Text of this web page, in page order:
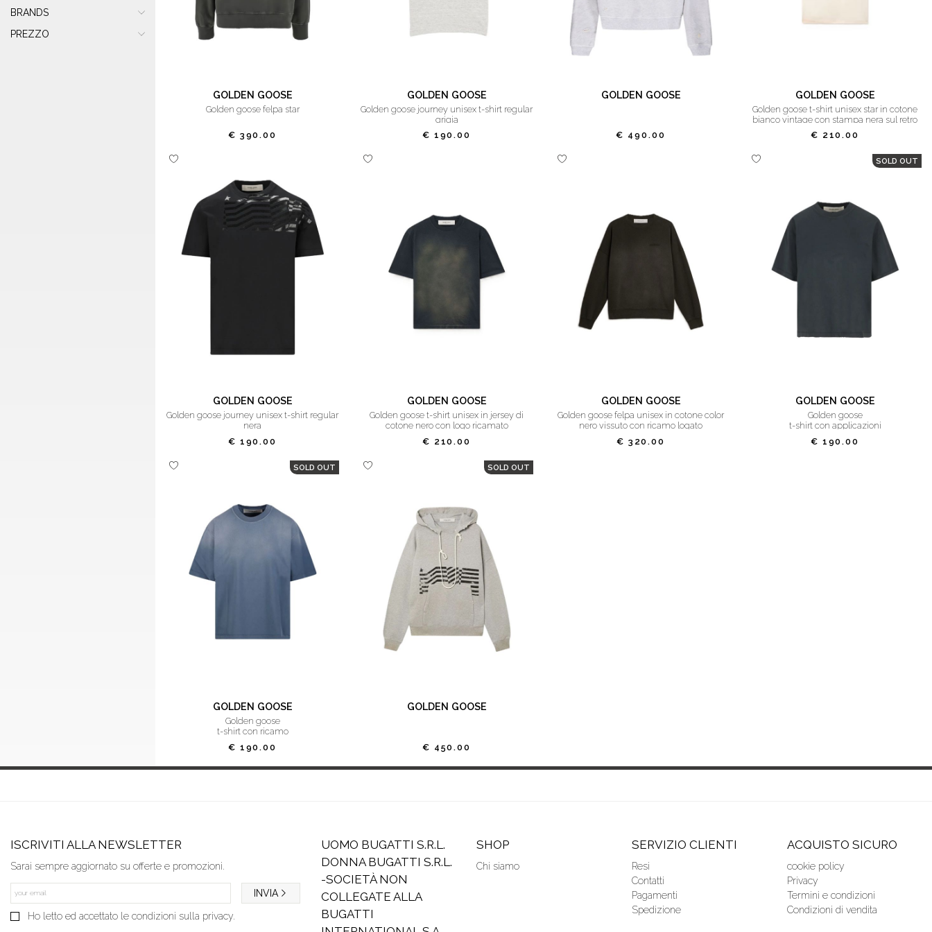
BRANDS
PREZZO
GOLDEN GOOSE
golden goose felpa star
€ 390.00
GOLDEN GOOSE
golden goose journey unisex t-shirt regular
grigia
€ 190.00
GOLDEN GOOSE
€ 490.00
GOLDEN GOOSE
golden goose t-shirt unisex star in cotone
bianco vintage con stampa nera sul retro
€ 210.00
GOLDEN GOOSE
golden goose journey unisex t-shirt regular
nera
€ 190.00
GOLDEN GOOSE
golden goose t-shirt unisex in jersey di
cotone nero con logo ricamato
€ 210.00
GOLDEN GOOSE
golden goose felpa unisex in cotone color
nero vissuto con ricamo logato
€ 320.00
SOLD OUT
GOLDEN GOOSE
golden goose
t-shirt con applicazioni
€ 190.00
SOLD OUT
GOLDEN GOOSE
golden goose
t-shirt con ricamo
€ 190.00
SOLD OUT
GOLDEN GOOSE
€ 450.00
ISCRIVITI ALLA NEWSLETTER
Sarai sempre aggiornato su offerte e promozioni.
Ho letto ed accettato le condizioni sulla privacy.
INVIA
UOMO BUGATTI S.R.L.
DONNA BUGATTI S.R.L.
-SOCIETÀ NON
COLLEGATE ALLA
BUGATTI
SHOP
Chi siamo
SERVIZIO CLIENTI
Resi
Contatti
Pagamenti
Spedizione
ACQUISTO SICURO
cookie policy
Privacy
Termini e condizioni
Condizioni di vendita